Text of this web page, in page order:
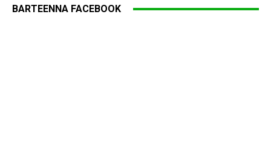
BARTEENNA FACEBOOK